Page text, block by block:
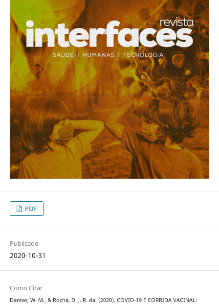
PDF
Publicado
2020-10-31
Como Citar
Dantas, W. M., & Rocha, D. J. R. da. (2020). COVID-19 E CORRIDA VACINAL: